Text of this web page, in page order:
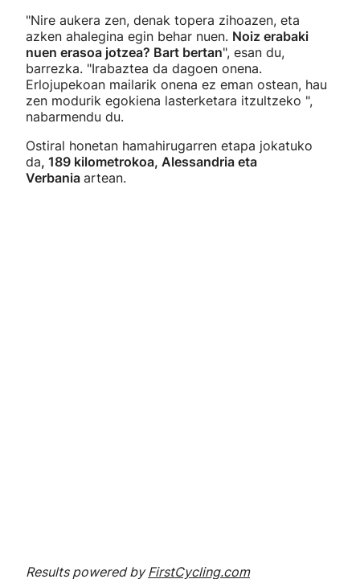
"Nire aukera zen, denak topera zihoazen, eta
azken ahalegina egin behar nuen. Noiz erabaki
nuen erasoa jotzea? Bart bertan", esan du,
barrezka. "Irabaztea da dagoen onena.
Erlojupekoan mailarik onena ez eman ostean, hau
zen modurik egokiena lasterketara itzultzeko ",
nabarmendu du.
Ostiral honetan hamahirugarren etapa jokatuko
da, 189 kilometrokoa, Alessandria eta
Verbania artean.
Results powered byFirstCycling.com